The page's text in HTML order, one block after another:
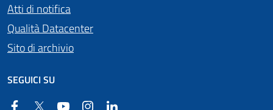
Atti di notifica
Qualità Datacenter
Sito di archivio
SEGUICI SU
FacebookTwitter YouTube Instagram